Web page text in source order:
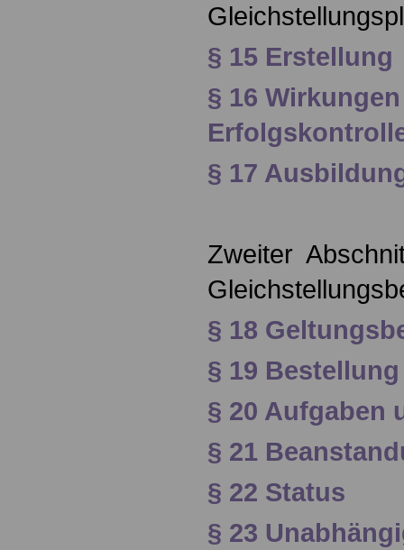
§ 15 Erstellung
§ 16
§ 17
Zweiter
§ 18
§ 19 Bestellung
§ 20 Aufgaben
§ 21
§ 22 Status
§ 23